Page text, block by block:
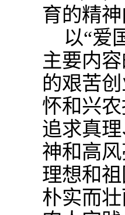
育的精
以“爱
主要内
的艰苦
怀和兴
追求真
神和高
理想和
朴实而